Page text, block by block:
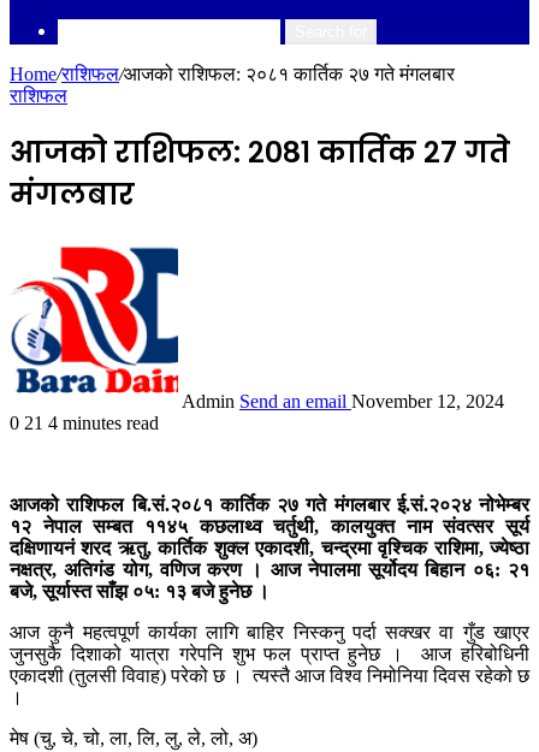
Home/राशिफल/आजको राशिफल: २०८१ कार्तिक २७ गते मंगलबार
राशिफल
आजको राशिफल: २०८१ कार्तिक २७ गते
मंगलबार
Admin Send an email November 12, 2024
0 21 4 minutes read
आजको राशिफल बि.सं.२०८१ कार्तिक २७ गते मंगलबार ई.सं.२०२४ नोभेम्बर
१२ नेपाल सम्बत ११४५ कछलाथ्व चर्तुथी, कालयुक्त नाम संवत्सर सूर्य
दक्षिणायनं शरद ऋतु, कार्तिक शुक्ल एकादशी, चन्द्रमा वृश्चिक राशिमा, ज्येष्ठा
नक्षत्र, अतिगंड योग, वणिज करण । आज नेपालमा सूर्योदय बिहान ०६: २१
बजे, सूर्यास्त साँझ ०५: १३ बजे हुनेछ ।
आज कुनै महत्वपूर्ण कार्यका लागि बाहिर निस्कनु पर्दा सक्खर वा गुँड खाएर
जुनसुकै दिशाको यात्रा गरेपनि शुभ फल प्राप्त हुनेछ । आज हरिबोधिनी
एकादशी (तुलसी विवाह) परेको छ । त्यस्तै आज विश्व निमोनिया दिवस रहेको छ
।
मेष (चु, चे, चो, ला, लि, लु, ले, लो, अ)